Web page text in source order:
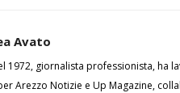
Avato
1972, giornalista professionista, ha
Arezzo Notizie e Up Magazine,